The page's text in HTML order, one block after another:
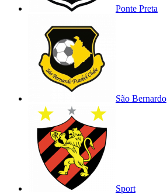
Ponte Preta
São Bernardo
Sport